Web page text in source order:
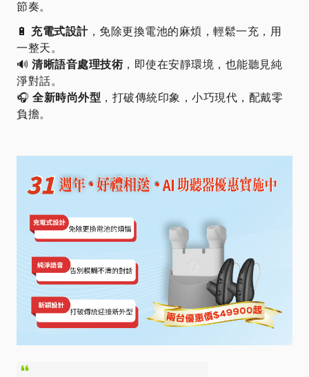
節奏。
🔋 充電式設計，免除更換電池的麻煩，輕鬆一充，用
一整天。
🔊 清晰語音處理技術 ，即使在安靜環境，也能聽見純
淨對話。
🎧 全新時尚外型 ，打破傳統印象，小巧現代，配戴零
負擔。